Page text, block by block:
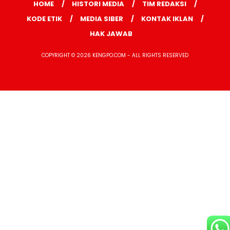
HOME HISTORI MEDIA
TIM REDAKSI
KODE ETIK
MEDIA SIBER
KONTAK IKLAN
HAK JAWAB
COPYRIGHT © 2026 KENGPO.COM - ALL RIGHTS RESERVED